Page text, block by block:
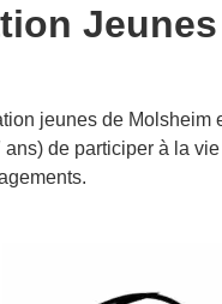
jeunes de Molsheim
de participer à la